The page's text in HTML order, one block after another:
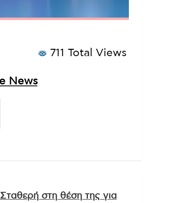
711 Total Views
News
στη θέση της για